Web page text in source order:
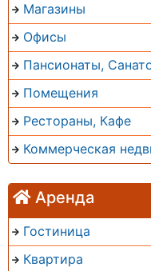
Магазины
Офисы
Пансионаты,
Помещения
Рестораны, Кафе
Коммерческая
Аренда
Гостиница
Квартира